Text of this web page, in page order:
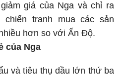
giá của Nga và chỉ ra
tranh mua các sản
hơn so với Ấn Độ.
của Nga
và tiêu thụ dầu lớn thứ ba